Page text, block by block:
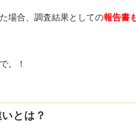
場合、調査結果としての報告書
。！
とは？